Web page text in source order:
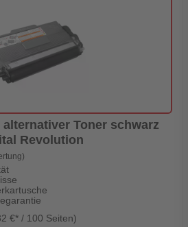
alternativer Toner schwarz
Revolution
€* / 100 Seiten)